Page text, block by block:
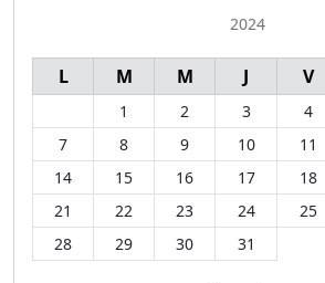
2024
L M M J V
1 2 3 4
7
8 9 10 11
14
15 16 17 18
21
22 23 24 25
28
29 30 31